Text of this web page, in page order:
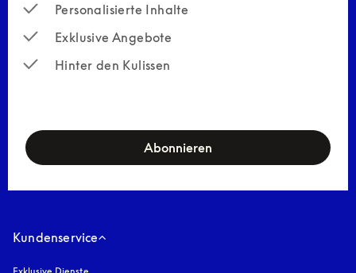
Personalisierte Inhalte
Exklusive Angebote
Hinter den Kulissen
Abonnieren
Kundenservice